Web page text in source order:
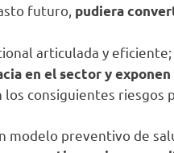
futuro, pudiera
articulada y eficiente;
en el sector y
los consiguientes riesgos
modelo preventivo de